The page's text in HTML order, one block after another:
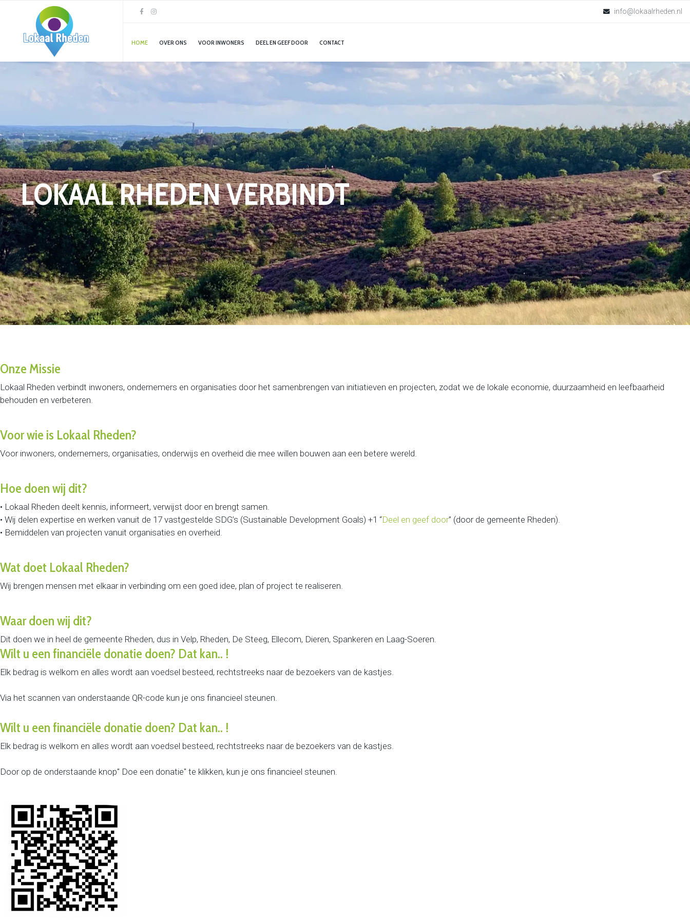
info@lokaalrheden.nl
HOME OVER ONS VOOR INWONERS DEEL EN GEEF DOOR CONTACT
LOKAAL RHEDEN VERBINDT
Onze Missie
Lokaal Rheden verbindt inwoners, ondernemers en organisaties door het samenbrengen van initiatieven en projecten, zodat we de lokale economie, duurzaamheid en leefbaarheid
behouden en verbeteren.
Voor wie is Lokaal Rheden?
Voor inwoners, ondernemers, organisaties, onderwijs en overheid die mee willen bouwen aan een betere wereld.
Hoe doen wij dit?
• Lokaal Rheden deelt kennis, informeert, verwijst door en brengt samen.
• Wij delen expertise en werken vanuit de 17 vastgestelde SDG’s (Sustainable Development Goals) +1 “Deel en geef door” (door de gemeente Rheden).
• Bemiddelen van projecten vanuit organisaties en overheid.
Wat doet Lokaal Rheden?
Wij brengen mensen met elkaar in verbinding om een goed idee, plan of project te realiseren.
Waar doen wij dit?
Dit doen we in heel de gemeente Rheden, dus in Velp, Rheden, De Steeg, Ellecom, Dieren, Spankeren en Laag-Soeren.
Wilt u een financiële donatie doen? Dat kan.. !
Elk bedrag is welkom en alles wordt aan voedsel besteed, rechtstreeks naar de bezoekers van de kastjes.
Via het scannen van onderstaande QR-code kun je ons financieel steunen.
Wilt u een financiële donatie doen? Dat kan.. !
Elk bedrag is welkom en alles wordt aan voedsel besteed, rechtstreeks naar de bezoekers van de kastjes.
Door op de onderstaande knop" Doe een donatie" te klikken, kun je ons financieel steunen.